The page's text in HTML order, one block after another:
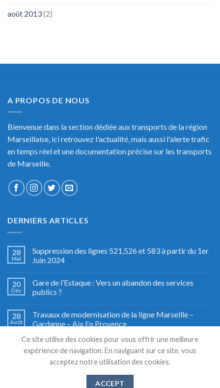
août 2013(2)
A PROPOS DE NOUS
Bienvenue dans la section dédiée aux transports de la région
Marseillaise, ici retrouvez l'actualité, mais aussi l'alerte trafic
en temps réel et une documentation précise sur les transports
de Marseille.
DERNIERS ARTICLES
28
Mai
Suppression des lignes 521,526 et 583 à partir du 1er
Juin 2024
20
Déc
Gare de l’Estaque : Vers un abandon des services
publics ?
28
Août
Travaux de modernisation de la ligne Marseille –
Gardanne – Aix En Provence
Fête du train à Miramas, le grand retour
Copyright 2026 © TSM TRANSPORTS
Ce site utilise des cookies pour vous offrir une meilleure
expérience de navigation. En naviguant sur ce site, vous
acceptez notre utilisation des cookies.
ACCEPT